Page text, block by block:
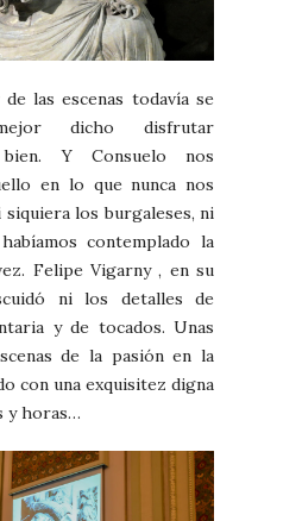
las escenas todavía se
dicho disfrutar
bien. Y Consuelo nos
en lo que nunca nos
los burgaleses, ni
contemplado la
Felipe Vigarny , en su
ni los detalles de
y de tocados. Unas
de la pasión en la
con una exquisitez digna
y horas…